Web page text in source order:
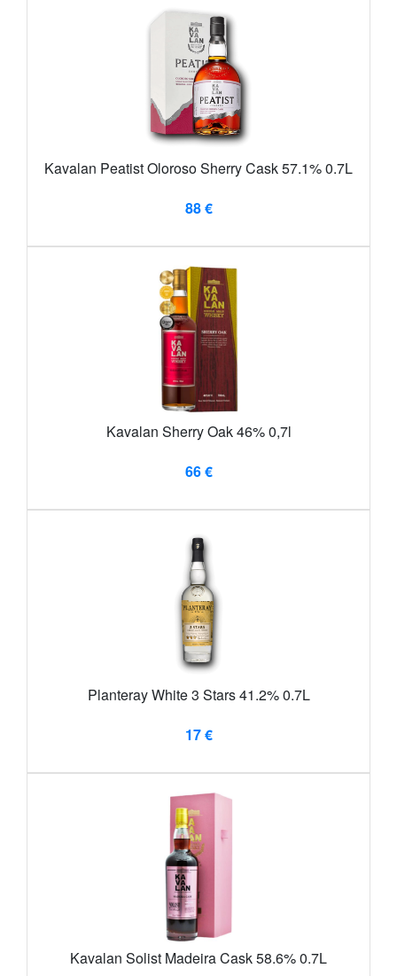
Kavalan Peatist Oloroso Sherry Cask 57.1% 0.7L
88 €
Kavalan Sherry Oak 46% 0,7l
66 €
Planteray White 3 Stars 41.2% 0.7L
17 €
Kavalan Solist Madeira Cask 58.6% 0.7L